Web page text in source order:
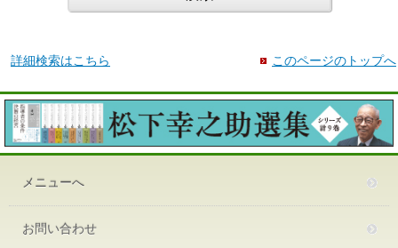
詳細検索はこちら このページのトップへ
メニューへ
お問い合わせ